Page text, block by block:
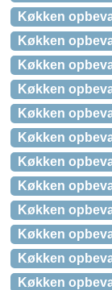
Køkken
Køkken
Køkken
Køkken
Køkken
Køkken
Køkken
Køkken
Køkken
Køkken
Køkken
Køkken